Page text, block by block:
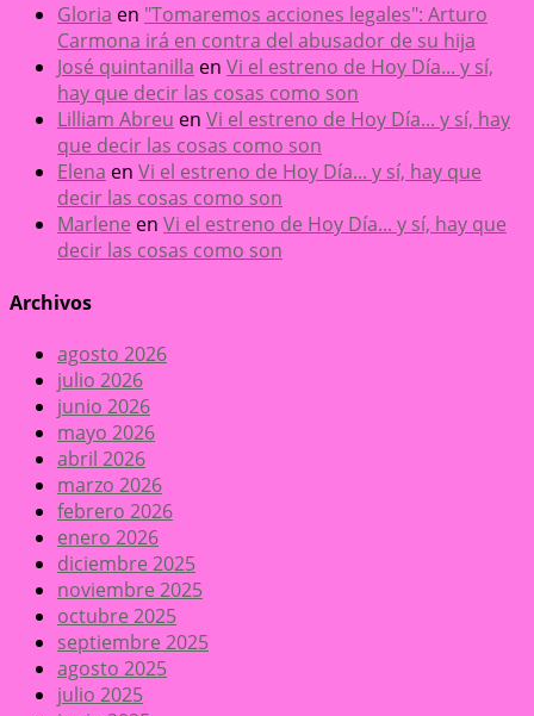
Gloria en "Tomaremos acciones legales": Arturo
Carmona irá en contra del abusador de su hija
José quintanilla en Vi el estreno de Hoy Día... y sí,
hay que decir las cosas como son
Lilliam Abreu en Vi el estreno de Hoy Día... y sí, hay
que decir las cosas como son
Elena en Vi el estreno de Hoy Día... y sí, hay que
decir las cosas como son
Marlene en Vi el estreno de Hoy Día... y sí, hay que
decir las cosas como son
Archivos
agosto 2026
julio 2026
junio 2026
mayo 2026
abril 2026
marzo 2026
febrero 2026
enero 2026
diciembre 2025
noviembre 2025
octubre 2025
septiembre 2025
agosto 2025
julio 2025